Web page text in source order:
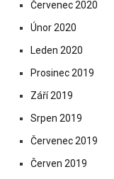
Červenec 2020
Únor 2020
Leden 2020
Prosinec 2019
Září 2019
Srpen 2019
Červenec 2019
Červen 2019